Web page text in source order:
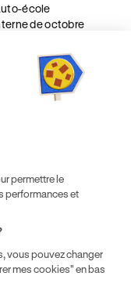
école
de octobre
écoles situées en
cette réduction
vous souhaitez
à l'Article 6
les droits acquis
un titulaire
Formation et du
permettre le
performances et
vous pouvez changer
mes cookies" en bas